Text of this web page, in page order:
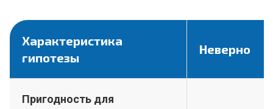
Характеристика
гипотезы
Неверно
Пригодность для